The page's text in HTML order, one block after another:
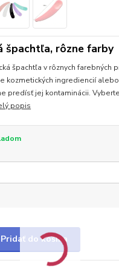
špachtľa, rôzne farby
špachtľa v rôznych farebných
kozmetických ingrediencií
predísť jej kontaminácii.
popis
Pridať do košíka